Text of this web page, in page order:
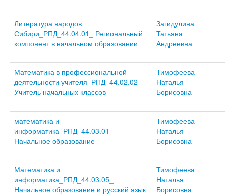
Литература народов
Сибири_РПД_44.04.01_ Региональный
компонент в начальном образовании
Загидулина
Татьяна
Андреевна
Математика в профессиональной
деятельности учителя_РПД_44.02.02_
Учитель начальных классов
Тимофеева
Наталья
Борисовна
математика и
информатика_РПД_44.03.01_
Начальное образование
Тимофеева
Наталья
Борисовна
Математика и
информатика_РПД_44.03.05_
Начальное образование и русский язык
Тимофеева
Наталья
Борисовна